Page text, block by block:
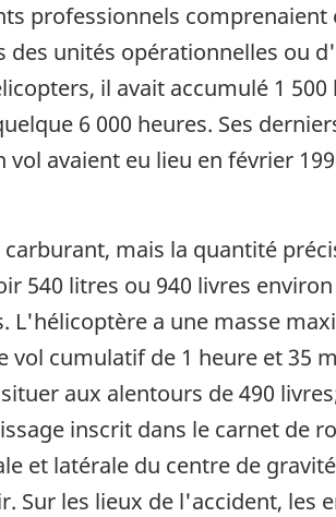
professionnels
des unités opérationnelles ou
il avait accumulé 1
6 000 heures. Ses
avaient eu lieu en février
mais la quantité
540 litres ou 940 livres
L'hélicoptère a une masse
cumulatif de 1 heure et 35
aux alentours de 490
inscrit dans le carnet de
et latérale du centre de
Sur les lieux de l'accident, les